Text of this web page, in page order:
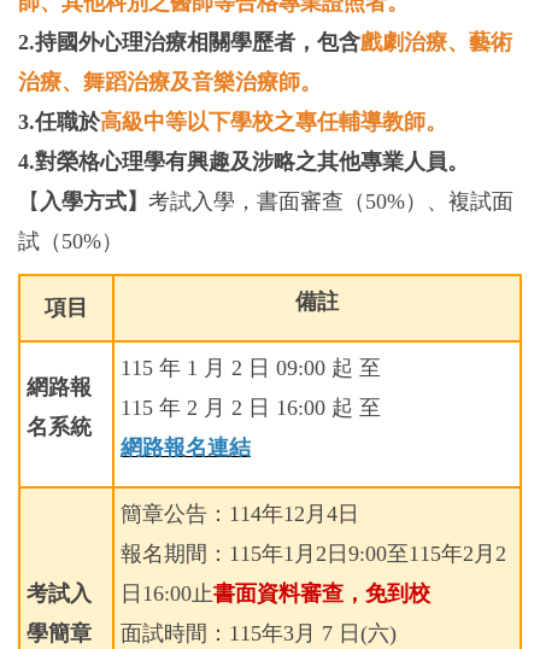
2.持國外心理治療相關學歷者，包含戲劇治療、藝術
治療、舞蹈治療及音樂治療師。
3.任職於高級中等以下學校之專任輔導教師。
4.對榮格心理學有興趣及涉略之其他專業人員。
【 入學方式】 考試入學，書面審查（50%）、複試面
試（50%）
項目 備註
網路報
名系統
115 年 1 月 2 日 09:00 起 至
115 年 2 月 2 日 16:00 起 至
網路報名連結
考試入
學簡章
簡章公告：114年12月4日
報名期間：115年1月2日9:00至115年2月2
日16:00止書面資料審查，免到校
面試時間：115年3月 7 日(六)